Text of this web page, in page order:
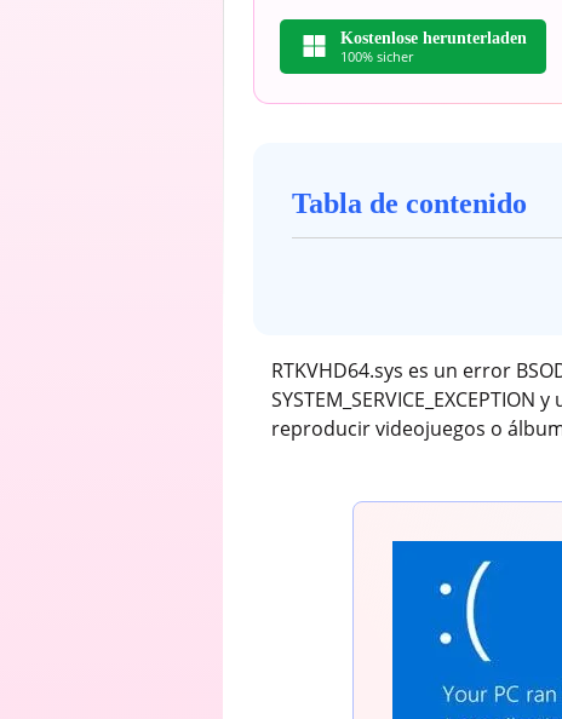
Kostenlose herunterladen
100% sicher
Tabla de contenido
RTKVHD64.sys es un error
reproducir videojuegos o